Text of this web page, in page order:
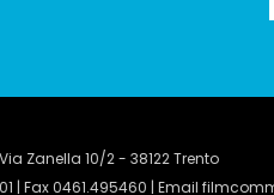
Zanella 10/2 - 38122 Trento
| Fax 0461.495460 | Email